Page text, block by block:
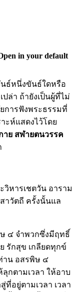
in your default
ธ์หนึ่งขันธ์ใดหรือ
ปล่า ถ้ายังเป็นผู้ที่ไม่
การฟังพระธรรมที่
ะห์แสดงไว้โดย
าย สฬายตนวรรค
หารเชตวัน อาราม
าวัตถี ครั้งนั้นแล
๔ จำพวกซึ่งมีฤทธิ์
รักสุข เกลียดทุกข์
าน อสรพิษ ๔
กตามเวลา ให้อาบ
ที่อยู่ตามเวลา เวลา